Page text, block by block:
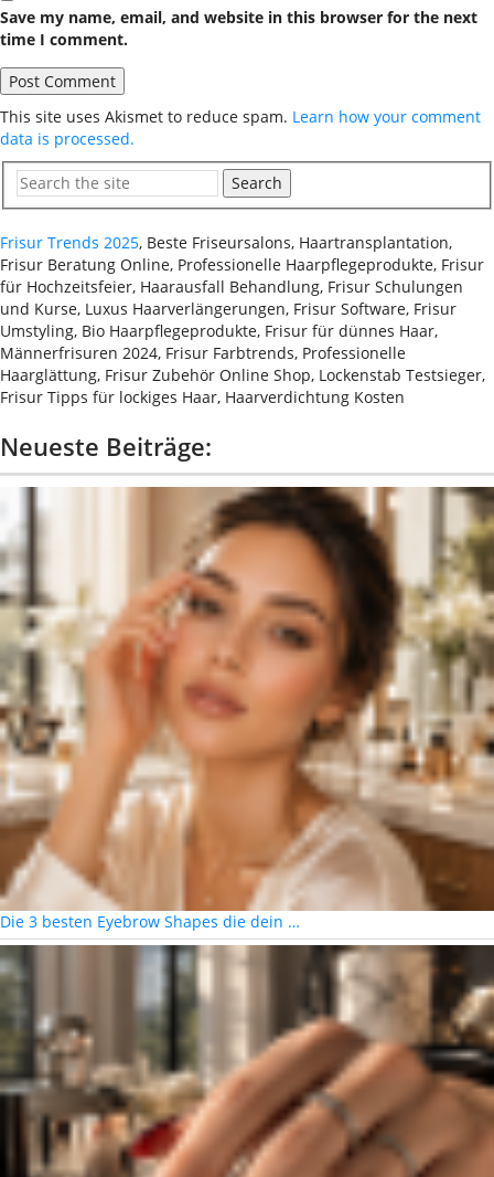
Save my name, email, and website in this browser for the next
time I comment.
This site uses Akismet to reduce spam. Learn how your comment
data is processed.
Search
Frisur Trends 2025, Beste Friseursalons, Haartransplantation,
Frisur Beratung Online, Professionelle Haarpflegeprodukte, Frisur
für Hochzeitsfeier, Haarausfall Behandlung, Frisur Schulungen
und Kurse, Luxus Haarverlängerungen, Frisur Software, Frisur
Umstyling, Bio Haarpflegeprodukte, Frisur für dünnes Haar,
Männerfrisuren 2024, Frisur Farbtrends, Professionelle
Haarglättung, Frisur Zubehör Online Shop, Lockenstab Testsieger,
Frisur Tipps für lockiges Haar, Haarverdichtung Kosten
Neueste Beiträge:
Die 3 besten Eyebrow Shapes die dein …